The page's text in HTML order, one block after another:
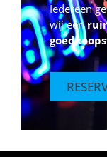
Iedereen
wij een